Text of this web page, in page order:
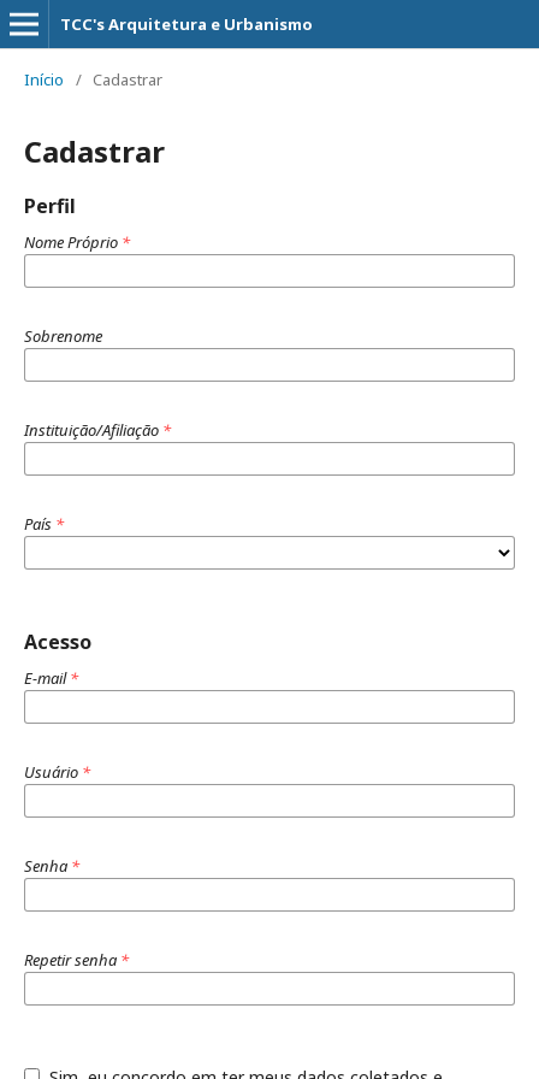
TCC's Arquitetura e Urbanismo
Início / Cadastrar
Cadastrar
Perfil
Nome Próprio *
Sobrenome
Instituição/Afiliação *
País *
Acesso
E-mail*
Usuário *
Senha *
Repetir senha *